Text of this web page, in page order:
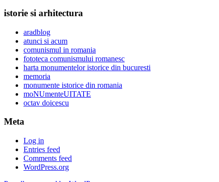
istorie si arhitectura
aradblog
atunci si acum
comunismul in romania
fototeca comunismului romanesc
harta monumentelor istorice din bucuresti
memoria
monumente istorice din romania
moNUmenteUITATE
octav doicescu
Meta
Log in
Entries feed
Comments feed
WordPress.org